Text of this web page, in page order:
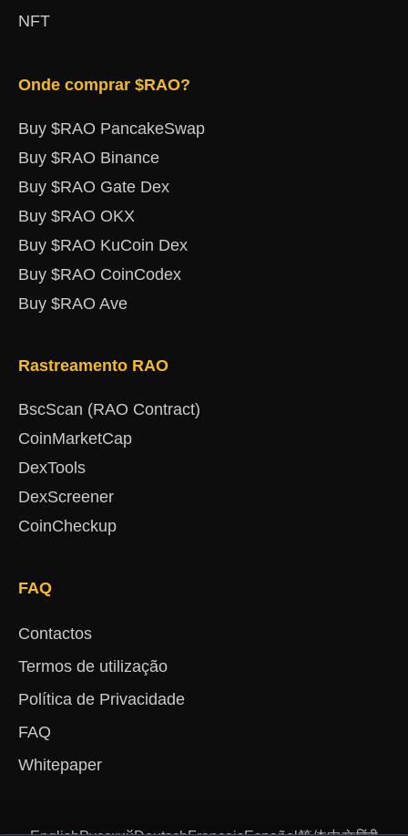
NFT
Onde comprar $RAO?
Buy $RAO PancakeSwap
Buy $RAO Binance
Buy $RAO Gate Dex
Buy $RAO OKX
Buy $RAO KuCoin Dex
Buy $RAO CoinCodex
Buy $RAO Ave
Rastreamento RAO
BscScan (RAO Contract)
CoinMarketCap
DexTools
DexScreener
CoinCheckup
FAQ
Contactos
Termos de utilização
Política de Privacidade
FAQ
Whitepaper